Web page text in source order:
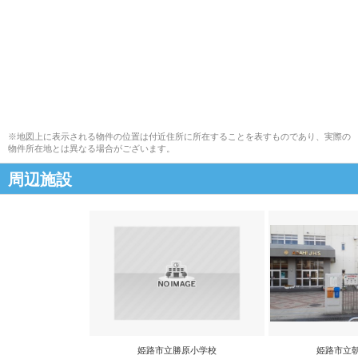
※地図上に表示される物件の位置は付近住所に所在することを表すものであり、実際の
物件所在地とは異なる場合がございます。
周辺施設
姫路市立勝原小学校 姫路市立